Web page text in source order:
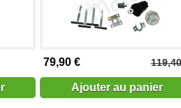
79,90 €
Ajouter au panier